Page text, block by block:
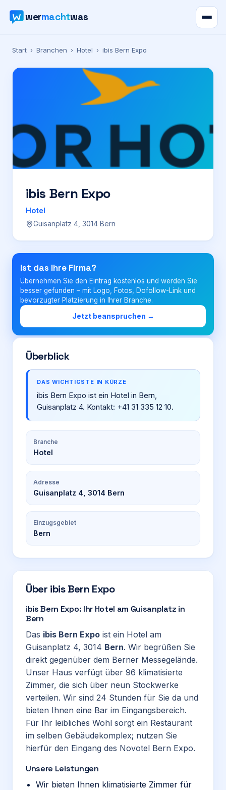
wermachtwas
Verzeichnis
Karte
Ratgeber
Werbung
Preise
Für Firmen
Login
Firma eintragen
Start › Branchen › Hotel › ibis Bern Expo
ibis Bern Expo
Hotel
Guisanplatz 4, 3014 Bern
Ist das Ihre Firma?
Übernehmen Sie den Eintrag kostenlos und werden Sie
besser gefunden – mit Logo, Fotos, Dofollow-Link und
bevorzugter Platzierung in Ihrer Branche.
Jetzt beanspruchen →
Überblick
DAS WICHTIGSTE IN KÜRZE
ibis Bern Expo ist ein Hotel in Bern,
Guisanplatz 4. Kontakt: +41 31 335 12 10.
Branche
Hotel
Adresse
Guisanplatz 4, 3014 Bern
Einzugsgebiet
Bern
Über ibis Bern Expo
ibis Bern Expo: Ihr Hotel am Guisanplatz in
Bern
Das ibis Bern Expo ist ein Hotel am
Guisanplatz 4, 3014 Bern. Wir begrüßen Sie
direkt gegenüber dem Berner Messegelände.
Unser Haus verfügt über 96 klimatisierte
Zimmer, die sich über neun Stockwerke
verteilen. Wir sind 24 Stunden für Sie da und
bieten Ihnen eine Bar im Eingangsbereich.
Für Ihr leibliches Wohl sorgt ein Restaurant
im selben Gebäudekomplex; nutzen Sie
hierfür den Eingang des Novotel Bern Expo.
Unsere Leistungen
Wir bieten Ihnen klimatisierte Zimmer für